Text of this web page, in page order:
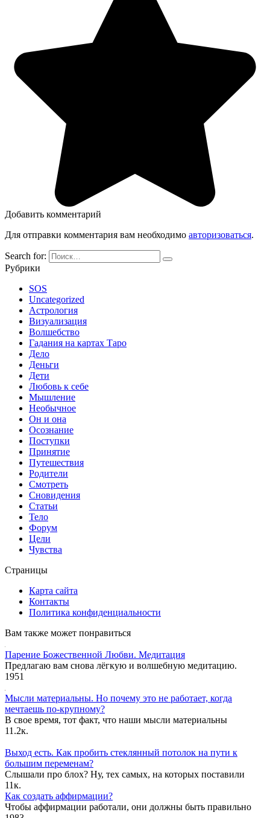
Добавить комментарий
Для отправки комментария вам необходимо авторизоваться.
Search for:
Рубрики
SOS
Uncategorized
Астрология
Визуализация
Волшебство
Гадания на картах Таро
Дело
Деньги
Дети
Любовь к себе
Мышление
Необычное
Он и она
Осознание
Поступки
Принятие
Путешествия
Родители
Смотреть
Сновидения
Статьи
Тело
Форум
Цели
Чувства
Страницы
Карта сайта
Контакты
Политика конфиденциальности
Вам также может понравиться
Парение Божественной Любви. Медитация
Предлагаю вам снова лёгкую и волшебную медитацию.
1951
Мысли материальны. Но почему это не работает, когда
мечтаешь по-крупному?
В свое время, тот факт, что наши мысли материальны
11.2к.
Выход есть. Как пробить стеклянный потолок на пути к
большим переменам?
Слышали про блох? Ну, тех самых, на которых поставили
11к.
Как создать аффирмации?
Чтобы аффирмации работали, они должны быть правильно